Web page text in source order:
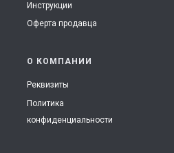
Оферта продавца
Инструкции
О КОМПАНИИ
Политика
конфиденциальности
Реквизиты